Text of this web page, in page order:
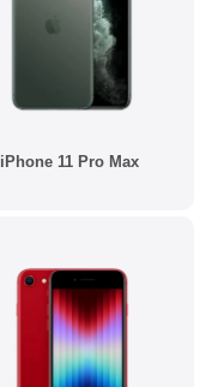
iPhone 11 Pro Max